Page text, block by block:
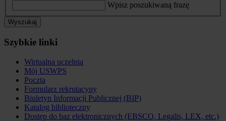
Wpisz poszukiwaną frazę
Wyszukaj
Szybkie linki
Wirtualna uczelnia
Mój USWPS
Poczta
Formularz rekrutacyny
Biuletyn Informacji Publicznej (BIP)
Katalog biblioteczny
Dostęp do baz elektronicznych (EBSCO, Legalis, LEX, etc.)